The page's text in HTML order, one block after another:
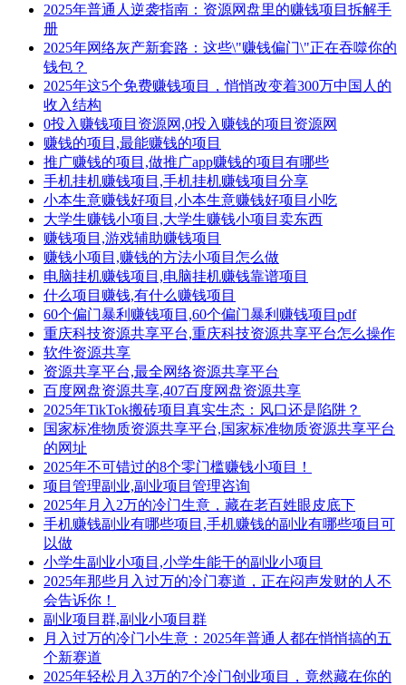
2025年普通人逆袭指南：资源网盘里的赚钱项目拆解手
册
2025年网络灰产新套路：这些\"赚钱偏门\"正在吞噬你的
钱包？
2025年这5个免费赚钱项目，悄悄改变着300万中国人的
收入结构
0投入赚钱项目资源网,0投入赚钱的项目资源网
赚钱的项目,最能赚钱的项目
推广赚钱的项目,做推广app赚钱的项目有哪些
手机挂机赚钱项目,手机挂机赚钱项目分享
小本生意赚钱好项目,小本生意赚钱好项目小吃
大学生赚钱小项目,大学生赚钱小项目卖东西
赚钱项目,游戏辅助赚钱项目
赚钱小项目,赚钱的方法小项目怎么做
电脑挂机赚钱项目,电脑挂机赚钱靠谱项目
什么项目赚钱,有什么赚钱项目
60个偏门暴利赚钱项目,60个偏门暴利赚钱项目pdf
重庆科技资源共享平台,重庆科技资源共享平台怎么操作
软件资源共享
资源共享平台,最全网络资源共享平台
百度网盘资源共享,407百度网盘资源共享
2025年TikTok搬砖项目真实生态：风口还是陷阱？
国家标准物质资源共享平台,国家标准物质资源共享平台
的网址
2025年不可错过的8个零门槛赚钱小项目！
项目管理副业,副业项目管理咨询
2025年月入2万的冷门生意，藏在老百姓眼皮底下
手机赚钱副业有哪些项目,手机赚钱的副业有哪些项目可
以做
小学生副业小项目,小学生能干的副业小项目
2025年那些月入过万的冷门赛道，正在闷声发财的人不
会告诉你！
副业项目群,副业小项目群
月入过万的冷门小生意：2025年普通人都在悄悄搞的五
个新赛道
2025年轻松月入3万的7个冷门创业项目，竟然藏在你的